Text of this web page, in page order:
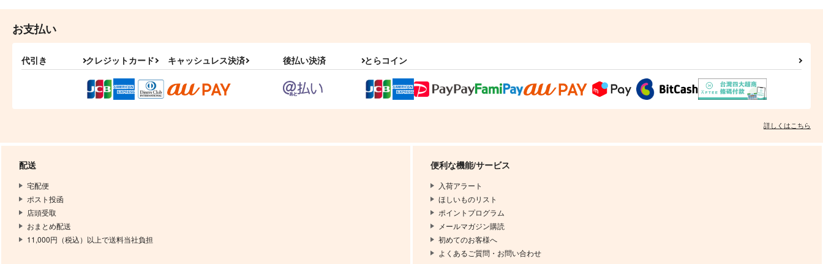
お支払い
代引き クレジットカード キャッシュレス決済 後払い決済 とらコイン
詳しくはこちら
配送
宅配便
ポスト投函
店頭受取
おまとめ配送
11,000円（税込）以上で送料当社負担
便利な機能/サービス
入荷アラート
ほしいものリスト
ポイントプログラム
メールマガジン購読
初めてのお客様へ
よくあるご質問・お問い合わせ